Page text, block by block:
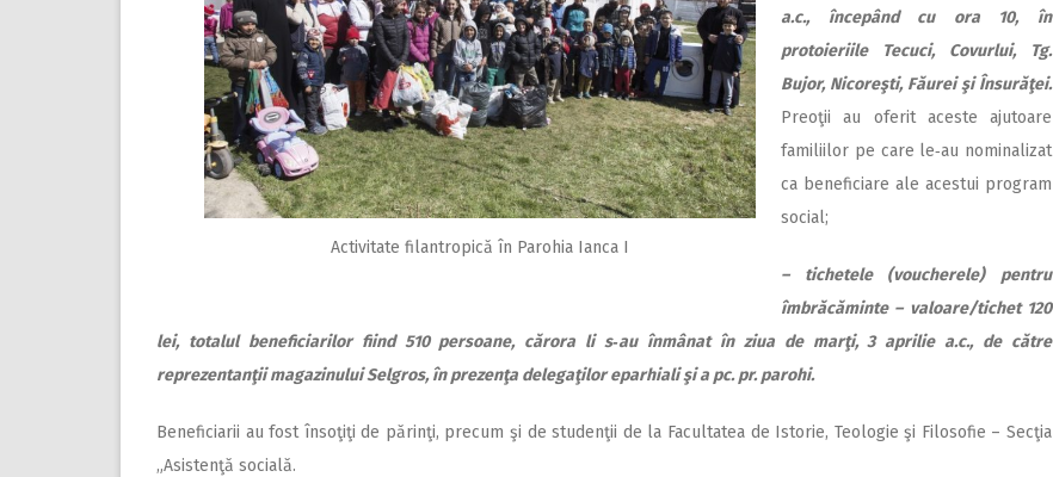
Activitate filantropică în Parohia Ianca I
a.c., începând cu ora 10, în
protoieriile Tecuci, Covurlui, Tg.
Bujor, Nicoreşti, Făurei şi Însurăţei.
Preoţii au oferit aceste ajutoare
familiilor pe care le‑au nominalizat
ca beneficiare ale acestui program
social;
– tichetele (voucherele) pentru
îmbrăcăminte – valoare/tichet 120
lei, totalul beneficiarilor fiind 510 persoane, cărora li s‑au înmânat în ziua de marţi, 3 aprilie a.c., de către
reprezentanţii magazinului Selgros, în prezenţa delegaţilor eparhiali şi a pc. pr. parohi.
Beneficiarii au fost însoţiţi de părinţi, precum şi de studenţii de la Facultatea de Istorie, Teologie şi Filosofie – Secţia
„Asistenţă socială.